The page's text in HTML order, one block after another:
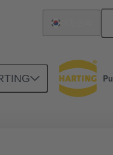
원 최대 16 A의 전류